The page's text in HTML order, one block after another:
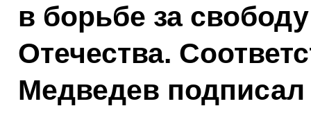
в борьбе за
Отечества.
Медведев подписал